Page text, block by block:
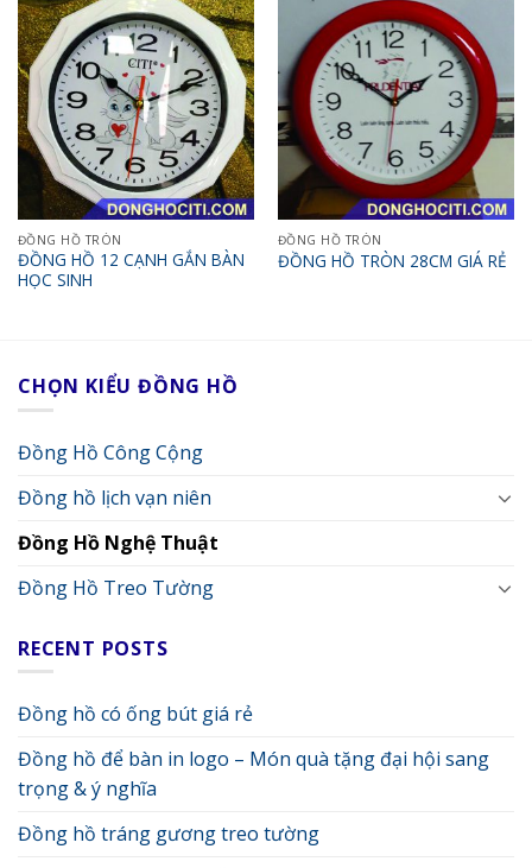
ĐỒNG HỒ TRÒN
ĐỒNG HỒ 12 CẠNH GẮN BÀN
HỌC SINH
ĐỒNG HỒ TRÒN
ĐỒNG HỒ TRÒN 28CM GIÁ RẺ
CHỌN KIỂU ĐỒNG HỒ
Đồng Hồ Công Cộng
Đồng hồ lịch vạn niên
Đồng Hồ Nghệ Thuật
Đồng Hồ Treo Tường
RECENT POSTS
Đồng hồ có ống bút giá rẻ
Đồng hồ để bàn in logo – Món quà tặng đại hội sang
trọng & ý nghĩa
Đồng hồ tráng gương treo tường